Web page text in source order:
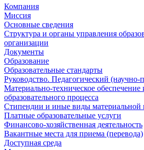
Компания
Миссия
Основные сведения
Структура и органы управления
организации
Документы
Образование
Образовательные стандарты
Руководство. Педагогический (научно-
Материально-техническое
образовательного процесса
Стипендии и иные виды материальной
Платные образовательные услуги
Финансово-хозяйственная деятельность
Вакантные места для приема (перевода)
Доступная среда